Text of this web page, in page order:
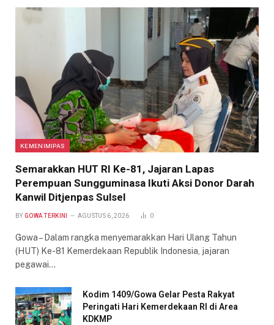
KEMENIMIPAS
Semarakkan HUT RI Ke-81, Jajaran Lapas
Perempuan Sungguminasa Ikuti Aksi Donor Darah
Kanwil Ditjenpas Sulsel
BY GOWA TERKINI AGUSTUS 6, 2026 0
Gowa – Dalam rangka menyemarakkan Hari Ulang Tahun
(HUT) Ke-81 Kemerdekaan Republik Indonesia, jajaran
pegawai…
Kodim 1409/Gowa Gelar Pesta Rakyat
Peringati Hari Kemerdekaan RI di Area
KDKMP